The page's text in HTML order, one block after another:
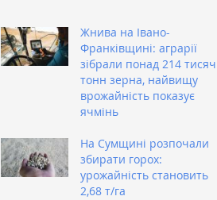
Жнива на Івано-
Франківщині: аграрії
зібрали понад 214 тисяч
тонн зерна, найвищу
врожайність показує
ячмінь
На Сумщині розпочали
збирати горох:
урожайність становить
2,68 т/га